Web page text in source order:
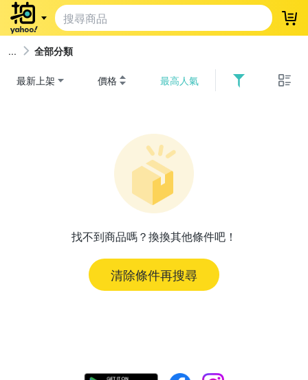
登
全部分類
最新上架 價格 最高人氣
找不到商品嗎？換換其他條件吧！
清除條件再搜尋